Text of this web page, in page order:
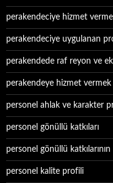
perakendeciye hizmet
perakendeciye uygulanan
perakendede raf reyon ve
perakendeye hizmet vermek
personel ahlak ve karakter
personel gönüllü katkıları
personel gönüllü
personel kalite profili